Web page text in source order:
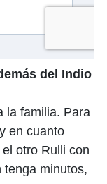
del Indio
la familia. Para
en cuanto
otro Rulli con
tenga minutos,